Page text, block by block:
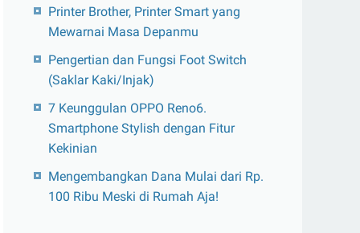
Printer Brother, Printer Smart yang
Mewarnai Masa Depanmu
Pengertian dan Fungsi Foot Switch
(Saklar Kaki/Injak)
7 Keunggulan OPPO Reno6.
Smartphone Stylish dengan Fitur
Kekinian
Mengembangkan Dana Mulai dari Rp.
100 Ribu Meski di Rumah Aja!